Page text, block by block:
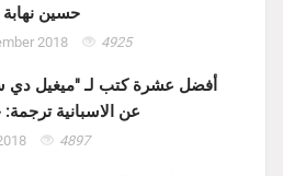
حسين نهابة 19/7/
2018 4925
أفضل عشرة كتب لـ "ميغيل دي
عن الاسبانية
4897